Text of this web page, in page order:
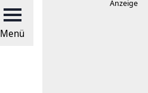
Menü
Anzeige